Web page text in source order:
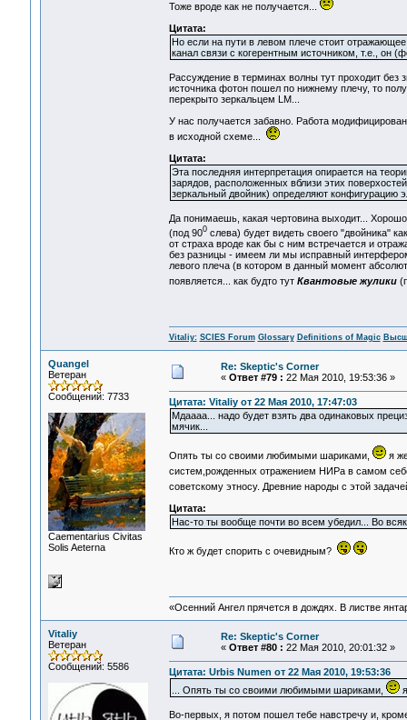
Тоже вроде как не получается...
Цитата:
Но если на пути в левом плече стоит отражающее
канал связи с когерентным источником, т.е., он
Рассуждение в терминах волны тут проходит
источника фотон пошел по нижнему плечу, то
перекрыто зеркальцем LM...
У нас получается забавно. Работа
в исходной схеме...
Цитата:
Эта последняя интерпретация опирается на
зарядов, расположенных вблизи этих
зеркальный двойник) определяют конфигурацию
Да понимаешь, какая чертовина выходит...
(под 900слева) будет видеть своего "двойника"
от страха вроде как бы с ним встречается и
без разницы - имеем ли мы исправный
левого плеча (в котором в данный момент
появляется... как будто тут Квантовые жулики
Vitaliy: SCIES Forum Glossary Definitions of Magic
Quangel
Ветеран
Сообщений: 7733
Сaementarius Civitas
Solis Aeterna
Re: Skeptic's Corner
« Ответ #79 : 22 Мая 2010, 19:53:36 »
Цитата: Vitaliy от 22 Мая 2010, 17:47:03
Мдаааа... надо будет взять два одинаковых
мячик...
Опять ты со своими любимыми шариками,
я же
систем,рожденных отражением НИРа в самом
советскому этносу. Древние народы с этой
Цитата:
Нас-то ты вообще почти во всем убедил... Во
Кто ж будет спорить с очевидным?
«Осенний Ангел прячется в дождях. В листве
Vitaliy
Ветеран
Сообщений: 5586
Re: Skeptic's Corner
« Ответ #80 : 22 Мая 2010, 20:01:32 »
Цитата: Urbis Numen от 22 Мая 2010, 19:53:36
... Опять ты со своими любимыми шариками,
я
Во-первых, я потом пошел тебе навстречу и,